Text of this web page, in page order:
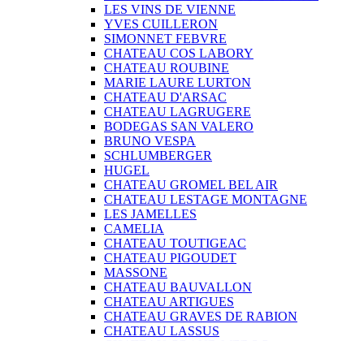
LES VINS DE VIENNE
YVES CUILLERON
SIMONNET FEBVRE
CHATEAU COS LABORY
CHATEAU ROUBINE
MARIE LAURE LURTON
CHATEAU D'ARSAC
CHATEAU LAGRUGERE
BODEGAS SAN VALERO
BRUNO VESPA
SCHLUMBERGER
HUGEL
CHATEAU GROMEL BEL AIR
CHATEAU LESTAGE MONTAGNE
LES JAMELLES
CAMELIA
CHATEAU TOUTIGEAC
CHATEAU PIGOUDET
MASSONE
CHATEAU BAUVALLON
CHATEAU ARTIGUES
CHATEAU GRAVES DE RABION
CHATEAU LASSUS